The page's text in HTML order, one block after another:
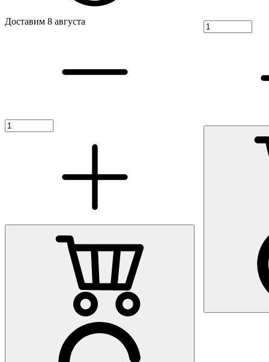
Доставим 8 августа